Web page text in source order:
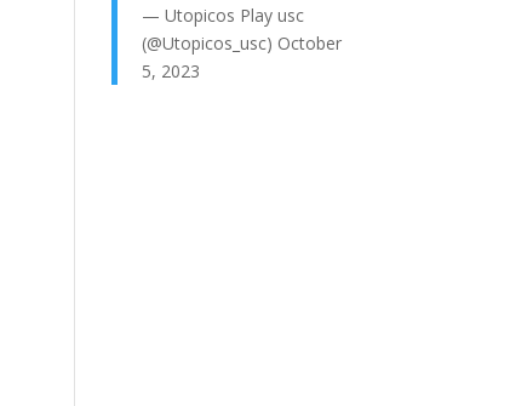
— Utopicos Play usc
(@Utopicos_usc) October
5, 2023